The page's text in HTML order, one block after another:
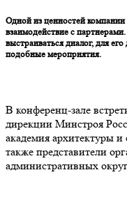
Одной из ценностей
взаимодействие с
выстраиваться диалог, для
подобные мероприятия.
В конференц-зале
дирекции Минстроя
академия архитектуры
также представители
административных